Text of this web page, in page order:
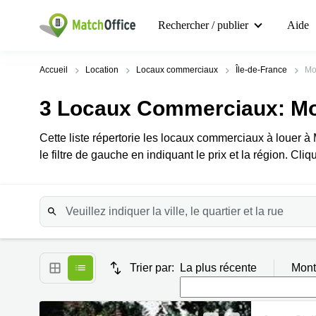
Rechercher / publier Aide
Accueil Location Locaux commerciaux Île-de-France
3 Locaux Commerciaux:
Cette liste répertorie les locaux commerciaux à louer
le filtre de gauche en indiquant le prix et la région.
Trier par: La plus récente